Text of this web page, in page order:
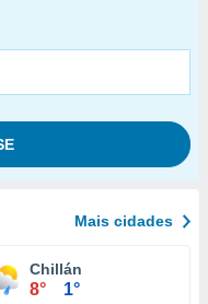
Mais cidades
Chillán
8° 1°